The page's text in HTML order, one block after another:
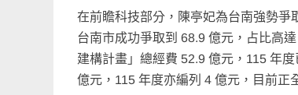
在前瞻科技部分，陳亭妃為台南強勢爭
台南市成功爭取到 68.9 億元，占比高
建構計畫」總經費 52.9 億元，115 年
億元，115 年度亦編列 4 億元，目前正